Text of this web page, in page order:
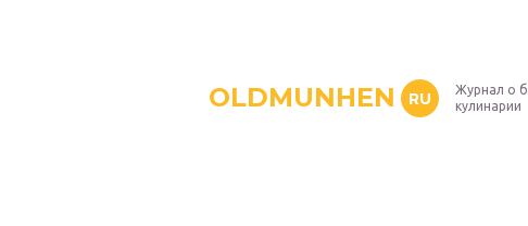
OLDMUNHEN RU
Журнал о
кулинарии